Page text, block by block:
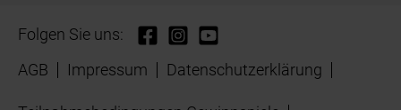
Folgen Sie uns:
AGB
Impressum Datenschutzerklärung